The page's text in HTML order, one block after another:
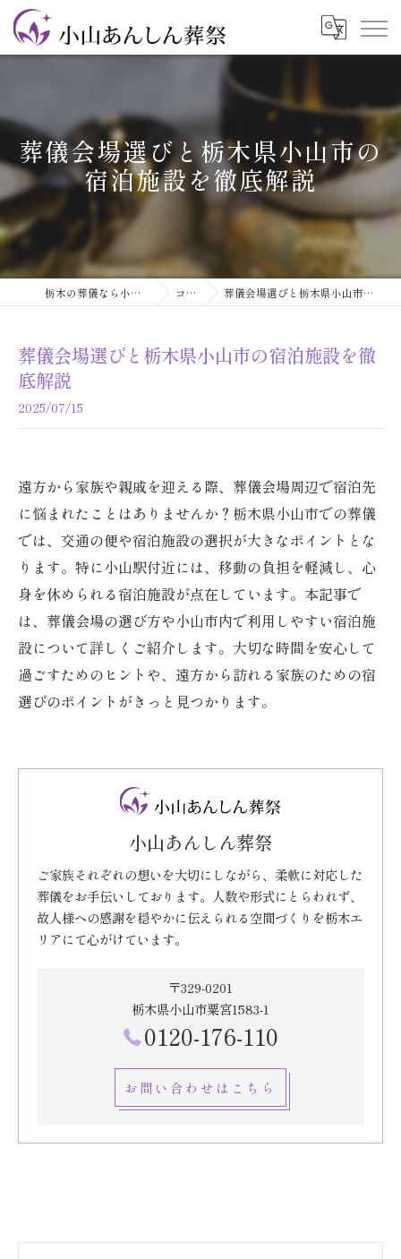
葬儀会場選びと栃木県小山市の
宿泊施設を徹底解説
栃木の葬儀なら小山あんしん葬祭 コラム 葬儀会場選びと栃木県小山市の宿泊施設を徹底解説
葬儀会場選びと栃木県小山市の宿泊施設を徹
底解説
2025/07/15
遠方から家族や親戚を迎える際、葬儀会場周辺で宿泊先
に悩まれたことはありませんか？栃木県小山市での葬儀
では、交通の便や宿泊施設の選択が大きなポイントとな
ります。特に小山駅付近には、移動の負担を軽減し、心
身を休められる宿泊施設が点在しています。本記事で
は、葬儀会場の選び方や小山市内で利用しやすい宿泊施
設について詳しくご紹介します。大切な時間を安心して
過ごすためのヒントや、遠方から訪れる家族のための宿
選びのポイントがきっと見つかります。
小山あんしん葬祭
ご家族それぞれの想いを大切にしながら、柔軟に対応した
葬儀をお手伝いしております。人数や形式にとらわれず、
故人様への感謝を穏やかに伝えられる空間づくりを栃木エ
リアにて心がけています。
〒329-0201
栃木県小山市粟宮1583-1
0120-176-110
お問い合わせはこちら